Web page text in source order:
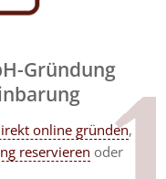
Gründung
online gründen,
reservieren oder